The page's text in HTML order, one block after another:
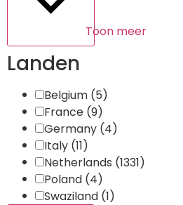
Toon meer
Landen
Belgium (5)
France (9)
Germany (4)
Italy (11)
Netherlands (1331)
Poland (4)
Swaziland (1)